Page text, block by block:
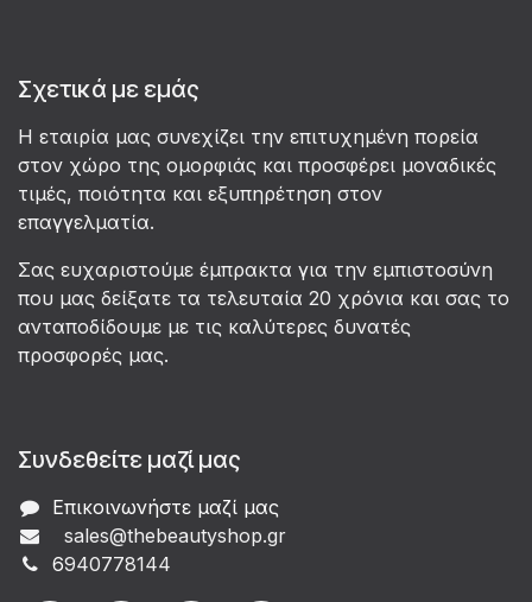
Σχετικά με εμάς
Η εταιρία μας συνεχίζει την επιτυχημένη πορεία
στον χώρο της ομορφιάς και προσφέρει μοναδικές
τιμές, ποιότητα και εξυπηρέτηση στον
επαγγελματία.
Σας ευχαριστούμε έμπρακτα για την εμπιστοσύνη
που μας δείξατε τα τελευταία 20 χρόνια και σας το
ανταποδίδουμε με τις καλύτερες δυνατές
προσφορές μας.
Συνδεθείτε μαζί μας
Επικοινωνήστε μαζί μας
sales@thebeautyshop.gr
6940778144